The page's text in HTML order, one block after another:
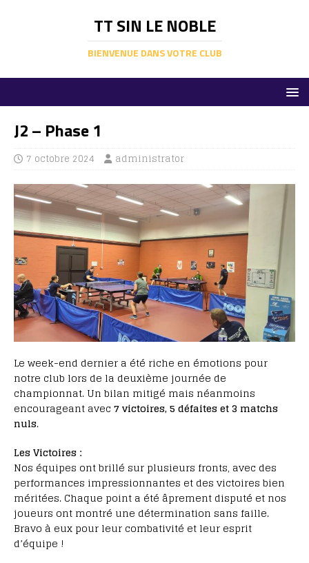
TT SIN LE NOBLE
BIENVENUE DANS VOTRE CLUB
J2 – Phase 1
7 octobre 2024 administrator
Le week-end dernier a été riche en émotions pour
notre club lors de la deuxième journée de
championnat. Un bilan mitigé mais néanmoins
encourageant avec 7 victoires, 5 défaites et 3 matchs
nuls.
Les Victoires :
Nos équipes ont brillé sur plusieurs fronts, avec des
performances impressionnantes et des victoires bien
méritées. Chaque point a été âprement disputé et nos
joueurs ont montré une détermination sans faille.
Bravo à eux pour leur combativité et leur esprit
d’équipe !